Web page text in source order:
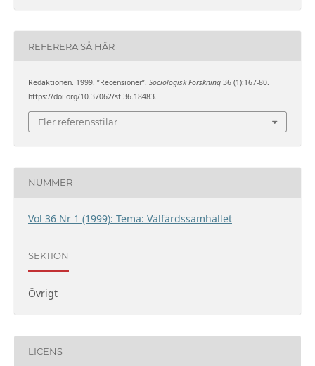
REFERERA SÅ HÄR
Redaktionen. 1999. ”Recensioner”. Sociologisk Forskning36 (1):167-80.
https://doi.org/10.37062/sf.36.18483.
Fler referensstilar
NUMMER
Vol 36 Nr 1 (1999): Tema: Välfärdssamhället
SEKTION
Övrigt
LICENS